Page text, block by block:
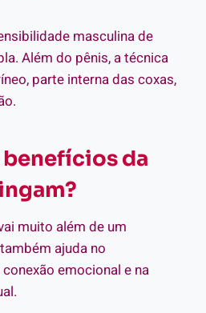
masculina de
Além do pênis, a técnica
parte interna das coxas,
benefícios da
muito além de um
ajuda no
emocional e na